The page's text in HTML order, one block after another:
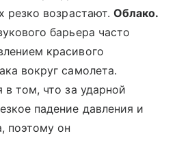
резко возрастают. Облако.
барьера часто
красивого
вокруг самолета.
в том, что за ударной
падение давления и
поэтому он